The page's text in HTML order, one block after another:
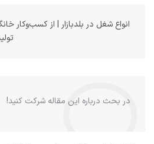
انواع شغل در بلدبازار | از کسب‌وکار
در بحث درباره این مقاله شرکت کنید!